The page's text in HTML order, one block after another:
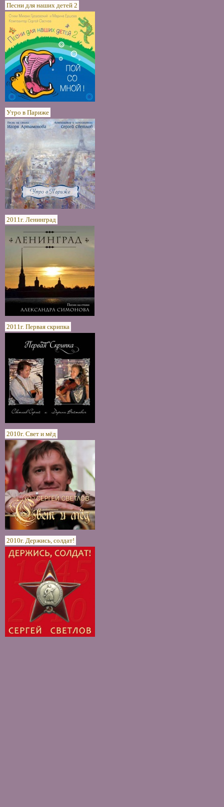
Песни для наших детей 2
Утро в Париже
2011г. Ленинград
2011г. Первая скрипка
2010г. Свет и мёд
2010г. Держись, солдат!